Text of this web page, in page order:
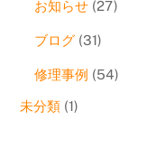
お知らせ(27)
ブログ(31)
修理事例 (54)
未分類 (1)